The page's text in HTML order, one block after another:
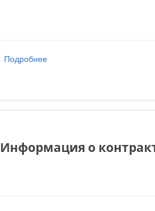
Подробнее
Информация о